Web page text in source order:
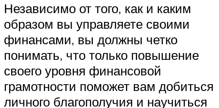
Независимо от того, как и каким
образом вы управляете своими
финансами, вы должны четко
понимать, что только повышение
своего уровня финансовой
грамотности поможет вам добиться
личного благополучия и научиться